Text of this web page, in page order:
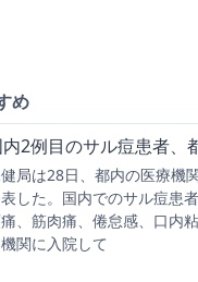
め
内2例目のサル痘患者
局は28日、都内の医療機
した。国内でのサル痘
、筋肉痛、倦怠感、口内
関に入院して